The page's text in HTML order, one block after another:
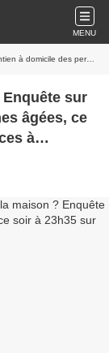
MENU
sur France 3 dans Pièces à conviction
sur
âgées, ce
à